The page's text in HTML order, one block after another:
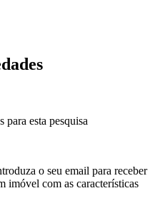
para esta pesquisa
o seu email para receber
imóvel com as características